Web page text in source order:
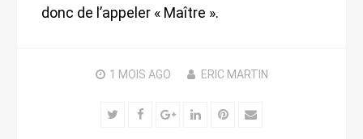
donc de l’appeler « Maître ».
1 MOIS AGO ERIC MARTIN
TwitterFacebookGoogle+
LinkedInPinterest
Email